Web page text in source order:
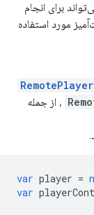
برای انجام
مورد استفاده
RemotePlayer
، از جمله
var player =
var